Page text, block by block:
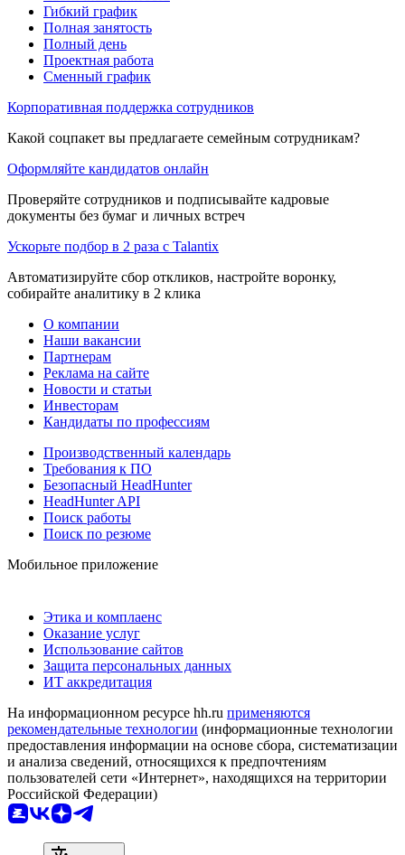
Гибкий график
Полная занятость
Полный день
Проектная работа
Сменный график
Корпоративная поддержка сотрудников
Какой соцпакет вы предлагаете семейным сотрудникам?
Оформляйте кандидатов онлайн
Проверяйте сотрудников и подписывайте кадровые
документы без бумаг и личных встреч
Ускорьте подбор в 2 раза с Talantix
Автоматизируйте сбор откликов, настройте воронку,
собирайте аналитику в 2 клика
О компании
Наши вакансии
Партнерам
Реклама на сайте
Новости и статьи
Инвесторам
Кандидаты по профессиям
Производственный календарь
Требования к ПО
Безопасный HeadHunter
HeadHunter API
Поиск работы
Поиск по резюме
Мобильное приложение
Этика и комплаенс
Оказание услуг
Использование сайтов
Защита персональных данных
ИТ аккредитация
На информационном ресурсе hh.ru применяются
рекомендательные технологии (информационные технологии
предоставления информации на основе сбора, систематизации
и анализа сведений, относящихся к предпочтениям
пользователей сети «Интернет», находящихся на территории
Российской Федерации)